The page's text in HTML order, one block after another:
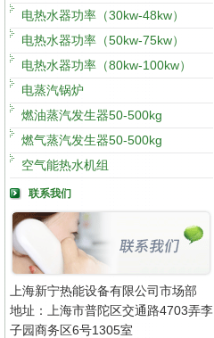
电热水器功率（30kw-48kw）
电热水器功率（50kw-75kw）
电热水器功率（80kw-100kw）
电蒸汽锅炉
燃油蒸汽发生器50-500kg
燃气蒸汽发生器50-500kg
空气能热水机组
联系我们
上海新宁热能设备有限公司市场部
地址：上海市普陀区交通路4703弄李
子园商务区6号1305室